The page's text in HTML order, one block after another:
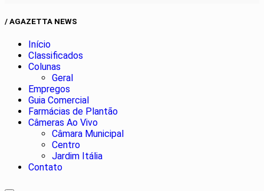
/ AGAZETTA NEWS
Início
Classificados
Colunas
Geral
Empregos
Guia Comercial
Farmácias de Plantão
Câmeras Ao Vivo
Câmara Municipal
Centro
Jardim Itália
Contato